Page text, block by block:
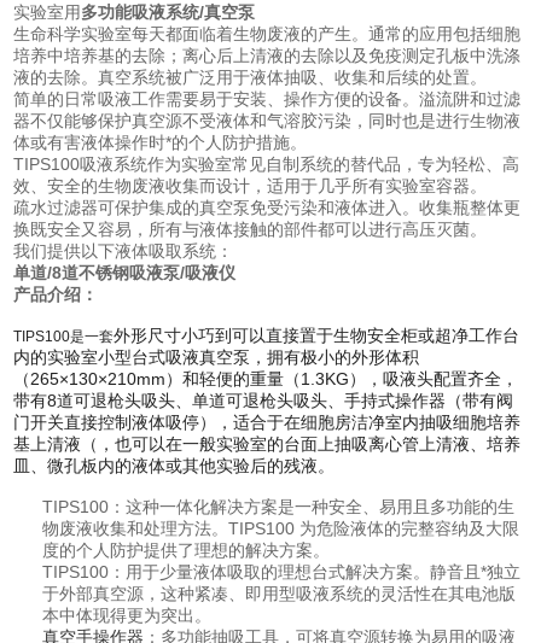
实验室用多功能吸液系统/真空泵
生命科学实验室每天都面临着生物废液的产生。通常的应用包括细胞
培养中培养基的去除；离心后上清液的去除以及免疫测定孔板中洗涤
液的去除。真空系统被广泛用于液体抽吸、收集和后续的处置。
简单的日常吸液工作需要易于安装、操作方便的设备。溢流阱和过滤
器不仅能够保护真空源不受液体和气溶胶污染，同时也是进行生物液
体或有害液体操作时*的个人防护措施。
TIPS100吸液系统作为实验室常见自制系统的替代品，专为轻松、高
效、安全的生物废液收集而设计，适用于几乎所有实验室容器。
疏水过滤器可保护集成的真空泵免受污染和液体进入。收集瓶整体更
换既安全又容易，所有与液体接触的部件都可以进行高压灭菌。
我们提供以下液体吸取系统：
单道/8道不锈钢吸液泵/吸液仪
产品介绍：
TIPS100是一套外形尺寸小巧到可以直接置于生物安全柜或超净工作台
内的实验室小型台式吸液真空泵，拥有极小的外形体积
（265×130×210mm）和轻便的重量（1.3KG），吸液头配置齐全，
带有8道可退枪头吸头、单道可退枪头吸头、手持式操作器（带有阀
门开关直接控制液体吸停），适合于在细胞房洁净室内抽吸细胞培养
基上清液（，也可以在一般实验室的台面上抽吸离心管上清液、培养
皿、微孔板内的液体或其他实验后的残液。
TIPS100：这种一体化解决方案是一种安全、易用且多功能的生
物废液收集和处理方法。TIPS100 为危险液体的完整容纳及大限
度的个人防护提供了理想的解决方案。
TIPS100：用于少量液体吸取的理想台式解决方案。静音且*独立
于外部真空源，这种紧凑、即用型吸液系统的灵活性在其电池版
本中体现得更为突出。
真空手操作器 ：多功能抽吸工具，可将真空源转换为易用的吸液